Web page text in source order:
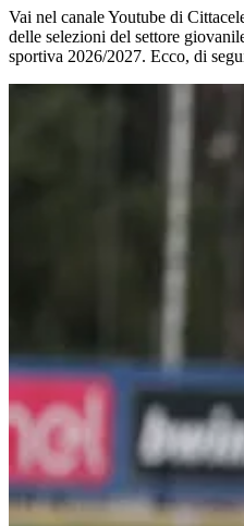
Vai nel canale Youtube di
delle selezioni del settore
sportiva 2026/2027. Ecco, di